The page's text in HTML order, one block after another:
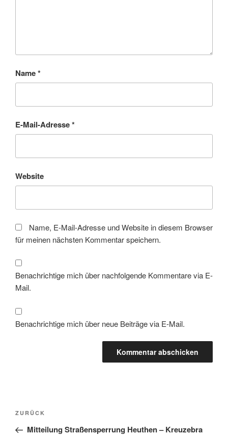
Name*
E-Mail-Adresse*
Website
Name, E-Mail-Adresse und Website in diesem Browser
für meinen nächsten Kommentar speichern.
Benachrichtige mich über nachfolgende Kommentare via E-
Mail.
Benachrichtige mich über neue Beiträge via E-Mail.
Beitragsnavigation
Vorheriger
Beitrag
ZURÜCK
Mitteilung Straßensperrung Heuthen – Kreuzebra